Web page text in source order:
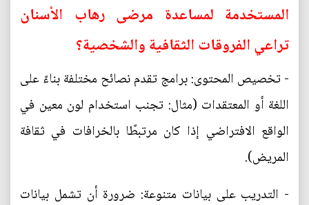
المستخدمة لمساعدة مرضى رهاب الأسنان
تراعي الفروقات الثقافية والشخصية؟
- تخصيص المحتوى: برامج تقدم نصائح مختلفة بناءً على
اللغة أو المعتقدات (مثال: تجنب استخدام لون معين في
الواقع الافتراضي إذا كان مرتبطًا بالخرافات في ثقافة
المريض).
- التدريب على بيانات متنوعة: ضرورة أن تشمل بيانات